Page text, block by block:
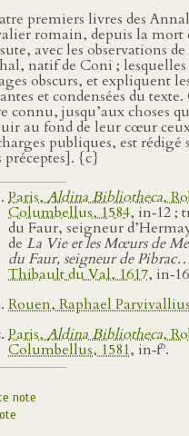
premiers livres des
romain, depuis la mort
avec les observations
natif de Coni ;
obscurs, et expliquent
et condensées du
connu, jusqu’aux choses
au fond de leur cœur
publiques, est rédigé
préceptes]. {c}
Paris,Aldina Bibliotheca,
Columbellus, 1584, in‑12 ;
du Faur, seigneur
de La Vie et les Mœurs de
du Faur, seigneur de
Thibault du Val, 1617,
Rouen, Raphael
Paris,Aldina Bibliotheca,
Columbellus, 1581, in‑fo.
note